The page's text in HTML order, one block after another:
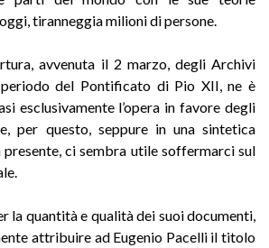
tiranneggia milioni di persone.
avvenuta il 2 marzo, degli Archivi
del Pontificato di Pio XII, ne è
esclusivamente l’opera in favore degli
per questo, seppure in una sintetica
ci sembra utile soffermarci sul
la quantità e qualità dei suoi documenti,
attribuire ad Eugenio Pacelli il titolo